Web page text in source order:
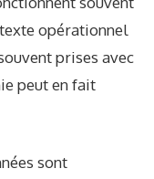
opérationnel
prises avec
peut en fait
sont